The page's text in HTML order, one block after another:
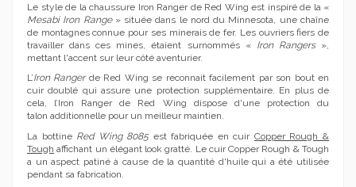
Le style de la chaussure Iron Ranger de Red Wing est inspiré de la «
Mesabi Iron Range» située dans le nord du Minnesota, une chaîne
de montagnes connue pour ses minerais de fer. Les ouvriers fiers de
travailler dans ces mines, étaient surnommés « Iron Rangers»,
mettant l'accent sur leur côté aventurier.
L’Iron Rangerde Red Wing se reconnait facilement par son bout en
cuir doublé qui assure une protection supplémentaire. En plus de
cela, l’Iron Ranger de Red Wing dispose d'une protection du
talon additionnelle pour un meilleur maintien.
La bottine Red Wing 8085est fabriquée en cuir Copper Rough &
Tough affichant un élégant look gratté. Le cuir Copper Rough & Tough
a un aspect patiné à cause de la quantité d'huile qui a été utilisée
pendant sa fabrication.